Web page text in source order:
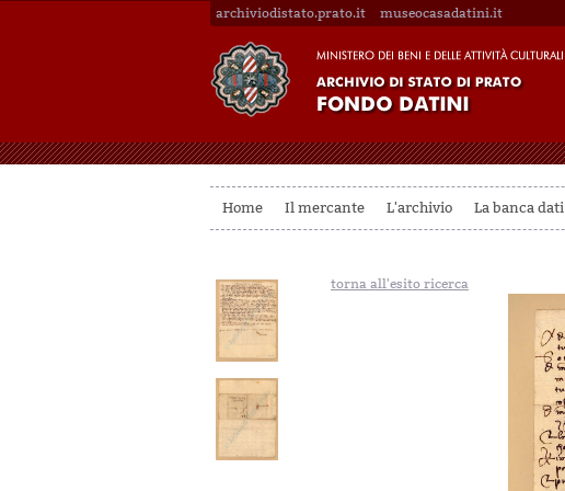
archiviodistato.prato.it museocasadatini.it
Home Il mercante L'archivio La banca dati
torna all'esito ricerca